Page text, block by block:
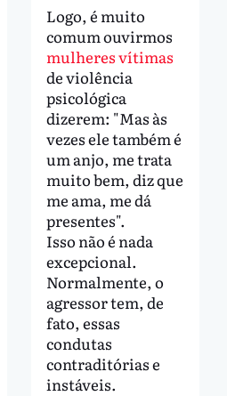
Logo, é muito
comum ouvirmos
mulheres vítimas
de violência
psicológica
dizerem: "Mas às
vezes ele também é
um anjo, me trata
muito bem, diz que
me ama, me dá
presentes".
Isso não é nada
excepcional.
Normalmente, o
agressor tem, de
fato, essas
condutas
contraditórias e
instáveis.